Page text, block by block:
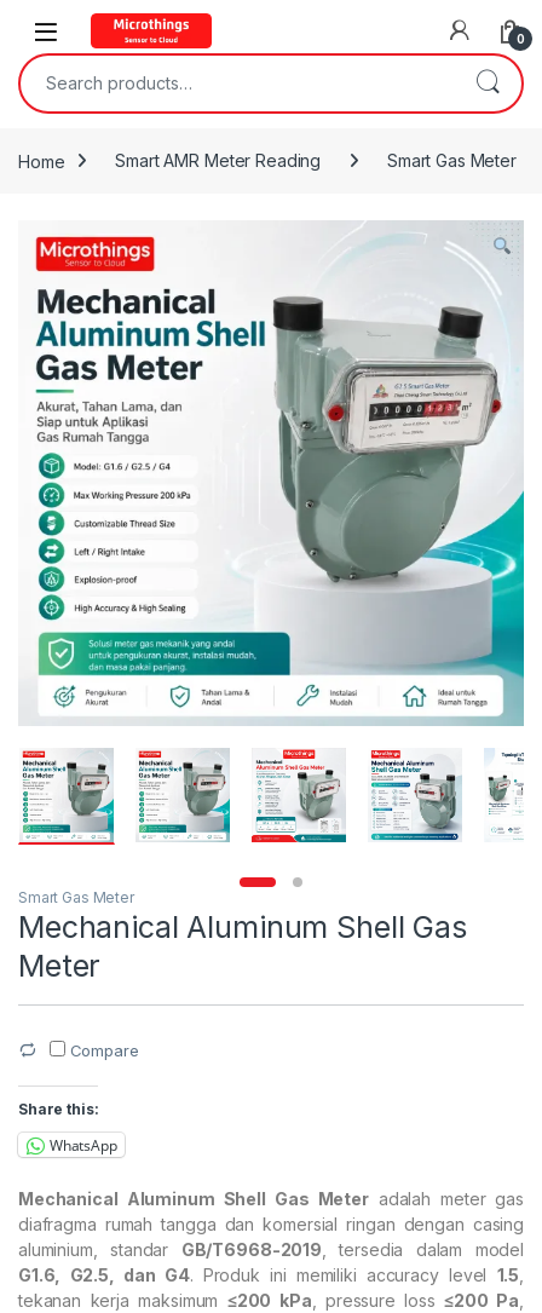
Open 0
Search for:
Home Smart AMR Meter Reading Smart Gas Meter
Smart Gas Meter
Mechanical Aluminum Shell Gas
Meter
Compare
Share this:
WhatsApp
Mechanical Aluminum Shell Gas Meteradalah meter gas
diafragma rumah tangga dan komersial ringan dengan casing
aluminium, standar GB/T6968-2019 , tersedia dalam model
G1.6, G2.5, dan G4. Produk ini memiliki accuracy level 1.5
tekanan kerja maksimum ≤200 kPa , pressure loss≤200 Pa